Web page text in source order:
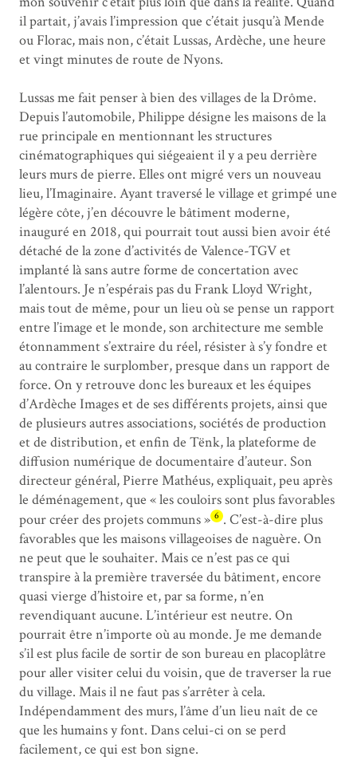
il partait, j’avais l’impression que c’était jusqu’à Mende
ou Florac, mais non, c’était Lussas, Ardèche, une heure
et vingt minutes de route de Nyons.
Lussas me fait penser à bien des villages de la Drôme.
Depuis l’automobile, Philippe désigne les maisons de la
rue principale en mentionnant les structures
cinématographiques qui siégeaient il y a peu derrière
leurs murs de pierre. Elles ont migré vers un nouveau
lieu, l’Imaginaire. Ayant traversé le village et grimpé une
légère côte, j’en découvre le bâtiment moderne,
inauguré en 2018, qui pourrait tout aussi bien avoir été
détaché de la zone d’activités de Valence-TGV et
implanté là sans autre forme de concertation avec
l’alentours. Je n’espérais pas du Frank Lloyd Wright,
mais tout de même, pour un lieu où se pense un rapport
entre l’image et le monde, son architecture me semble
étonnamment s’extraire du réel, résister à s’y fondre et
au contraire le surplomber, presque dans un rapport de
force. On y retrouve donc les bureaux et les équipes
d’Ardèche Images et de ses différents projets, ainsi que
de plusieurs autres associations, sociétés de production
et de distribution, et enfin de Tënk, la plateforme de
diffusion numérique de documentaire d’auteur. Son
directeur général, Pierre Mathéus, expliquait, peu après
le déménagement, que « les couloirs sont plus favorables
pour créer des projets communs » 6 . C’est-à-dire plus
favorables que les maisons villageoises de naguère. On
ne peut que le souhaiter. Mais ce n’est pas ce qui
transpire à la première traversée du bâtiment, encore
quasi vierge d’histoire et, par sa forme, n’en
revendiquant aucune. L’intérieur est neutre. On
pourrait être n’importe où au monde. Je me demande
s’il est plus facile de sortir de son bureau en placoplâtre
pour aller visiter celui du voisin, que de traverser la rue
du village. Mais il ne faut pas s’arrêter à cela.
Indépendamment des murs, l’âme d’un lieu naît de ce
que les humains y font. Dans celui-ci on se perd
facilement, ce qui est bon signe.